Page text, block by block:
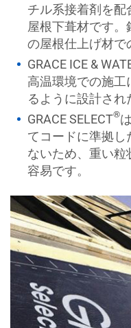
チル系接着剤を配
屋根下葺材です。
の屋根仕上げ材で
GRACE ICE &
高温環境での施
るように設計され
GRACE SELECT®
てコードに準拠
ないため、重い
容易です。